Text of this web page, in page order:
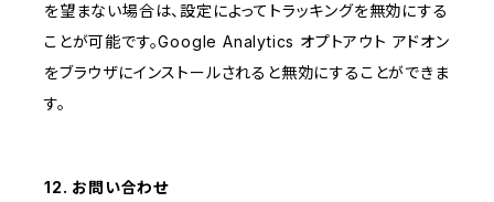
を望まない場合は、設定によってトラッキングを無効にする
ことが可能です。Google Analytics オプトアウト アドオン
をブラウザにインストールされると無効にすることができま
す。
12. お問い合わせ